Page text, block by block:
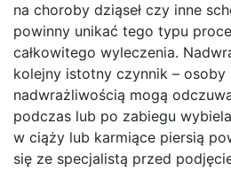
na choroby dziąseł czy inne
powinny unikać tego typu
całkowitego wyleczenia.
kolejny istotny czynnik – osoby
nadwrażliwością mogą
podczas lub po zabiegu
w ciąży lub karmiące piersią
się ze specjalistą przed